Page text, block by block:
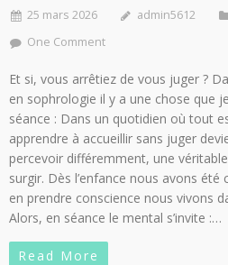
25 mars 2026 admin5612
One Comment
Et si, vous arrêtiez de vous juger ?
en sophrologie il y a une chose que
séance : Dans un quotidien où tout
apprendre à accueillir sans juger
percevoir différemment, une
surgir. Dès l’enfance nous avons été
en prendre conscience nous vivons
Alors, en séance le mental s’invite :…
Read More